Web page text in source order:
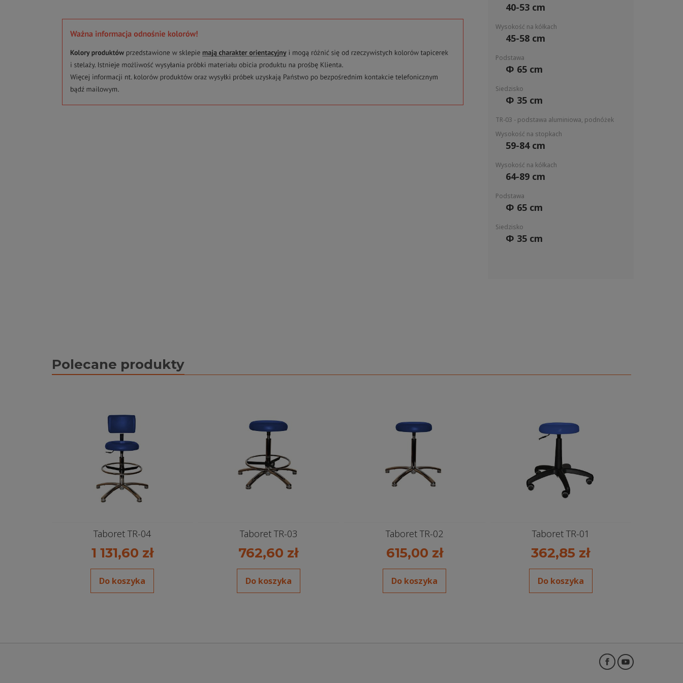
40-53 cm
Wysokość na kółkach
45-58 cm
Podstawa
Φ 65 cm
Siedzisko
Φ 35 cm
TR-03 - podstawa aluminiowa, podnóżek
Wysokość na stopkach
59-84 cm
Wysokość na kółkach
64-89 cm
Podstawa
Φ 65 cm
Siedzisko
Φ 35 cm
Polecane produkty
Taboret TR-04
1 131,60 zł
Do koszyka
Taboret TR-03
762,60 zł
Do koszyka
Taboret TR-02
615,00 zł
Do koszyka
Taboret TR-01
362,85 zł
Do koszyka